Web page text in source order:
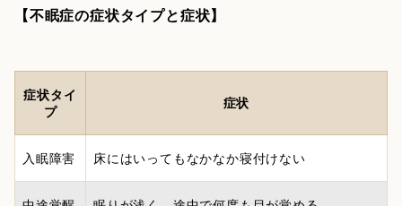
【不眠症の症状タイプと症状】
症状タイ
プ
症状
入眠障害 床にはいってもなかなか寝付けない